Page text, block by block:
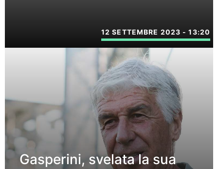
12 SETTEMBRE 2023 - 13:20
Gasperini, svelata la sua